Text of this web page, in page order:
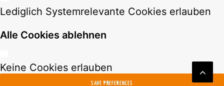
Lediglich Systemrelevante Cookies erlauben
Alle Cookies ablehnen
Keine Cookies erlauben